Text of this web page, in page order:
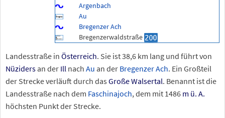
Argenbach
Au
Bregenzer Ach
Bregenzerwaldstraße
Landesstraße in Österreich. Sie ist 38,6 km lang und führt von
Nüziders an der Ill nach Au an der Bregenzer Ach. Ein Großteil
der Strecke verläuft durch das Große Walsertal. Benannt ist die
Landesstraße nach dem Faschinajoch, dem mit 1486 m ü. A.
höchsten Punkt der Strecke.